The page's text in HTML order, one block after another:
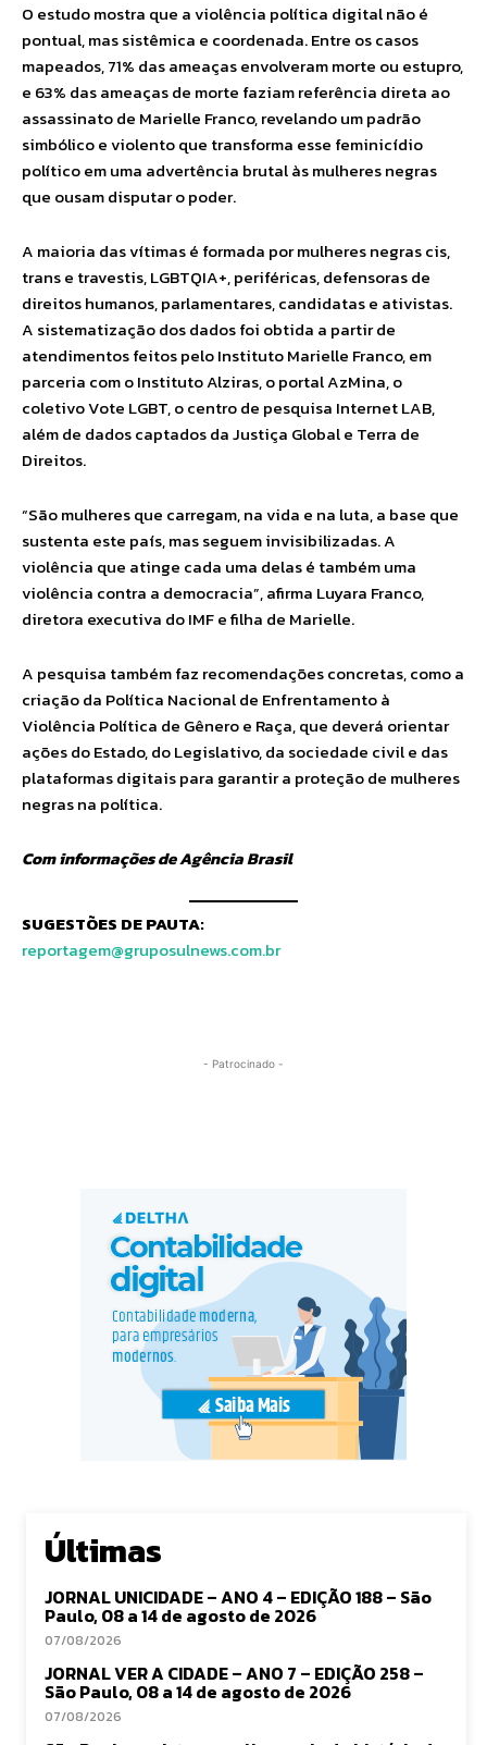
O estudo mostra que a violência política digital não é
pontual, mas sistêmica e coordenada. Entre os casos
mapeados, 71% das ameaças envolveram morte ou estupro,
e 63% das ameaças de morte faziam referência direta ao
assassinato de Marielle Franco, revelando um padrão
simbólico e violento que transforma esse feminicídio
político em uma advertência brutal às mulheres negras
que ousam disputar o poder.
A maioria das vítimas é formada por mulheres negras cis,
trans e travestis, LGBTQIA+, periféricas, defensoras de
direitos humanos, parlamentares, candidatas e ativistas.
A sistematização dos dados foi obtida a partir de
atendimentos feitos pelo Instituto Marielle Franco, em
parceria com o Instituto Alziras, o portal AzMina, o
coletivo Vote LGBT, o centro de pesquisa Internet LAB,
além de dados captados da Justiça Global e Terra de
Direitos.
“São mulheres que carregam, na vida e na luta, a base que
sustenta este país, mas seguem invisibilizadas. A
violência que atinge cada uma delas é também uma
violência contra a democracia”, afirma Luyara Franco,
diretora executiva do IMF e filha de Marielle.
A pesquisa também faz recomendações concretas, como a
criação da Política Nacional de Enfrentamento à
Violência Política de Gênero e Raça, que deverá orientar
ações do Estado, do Legislativo, da sociedade civil e das
plataformas digitais para garantir a proteção de mulheres
negras na política.
Com informações de Agência Brasil
SUGESTÕES DE PAUTA:
reportagem@gruposulnews.com.br
- Patrocinado -
Últimas
JORNAL UNICIDADE – ANO 4 – EDIÇÃO 188 – São
Paulo, 08 a 14 de agosto de 2026
07/08/2026
JORNAL VER A CIDADE – ANO 7 – EDIÇÃO 258 –
São Paulo, 08 a 14 de agosto de 2026
07/08/2026